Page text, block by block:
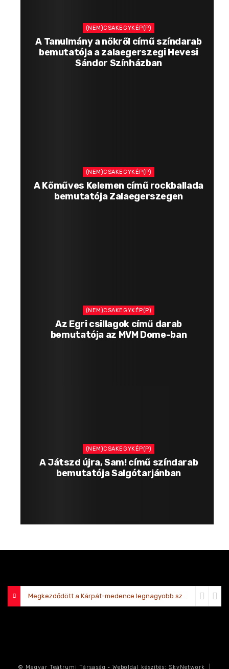
(NEM)CSAKEGYKÉP(P)
A Tanulmány a nőkről című színdarab
bemutatója a zalaegerszegi Hevesi
Sándor Színházban
(NEM)CSAKEGYKÉP(P)
A Kőműves Kelemen című rockballada
bemutatója Zalaegerszegen
(NEM)CSAKEGYKÉP(P)
Az Egri csillagok című darab
bemutatója az MVM Dome-ban
(NEM)CSAKEGYKÉP(P)
A Játszd újra, Sam! című színdarab
bemutatója Salgótarjánban
© Magyar Teátrumi Társaság • Weboldal készítés: SkyNetwork |